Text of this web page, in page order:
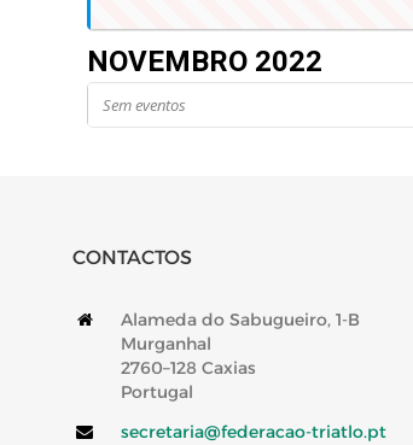
NOVEMBRO 2022
Sem eventos
CONTACTOS
Alameda do Sabugueiro, 1-B
Murganhal
2760–128 Caxias
Portugal
secretaria@federacao-triatlo.pt